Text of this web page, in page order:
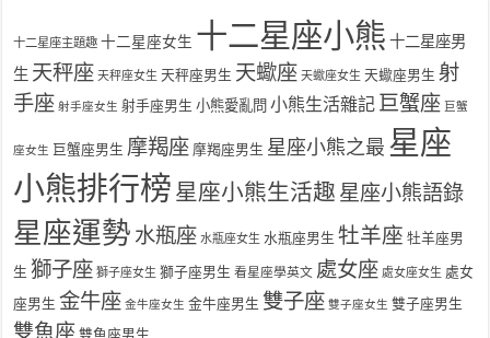
十二星座主題趣 十二星座女生 十二星座小熊 十二星座男
生 天秤座 天秤座女生 天秤座男生 天蠍座 天蠍座女生 天蠍座男生 射
手座 射手座女生 射手座男生 小熊愛亂問 小熊生活雜記 巨蟹座 巨蟹
座女生 巨蟹座男生 摩羯座 摩羯座男生 星座小熊之最 星座
小熊排行榜 星座小熊生活趣 星座小熊語錄
星座運勢 水瓶座 水瓶座女生 水瓶座男生 牡羊座 牡羊座男
生 獅子座 獅子座女生 獅子座男生 看星座學英文 處女座 處女座女生 處女
座男生 金牛座 金牛座女生 金牛座男生 雙子座 雙子座女生 雙子座男生
雙魚座 雙魚座男生